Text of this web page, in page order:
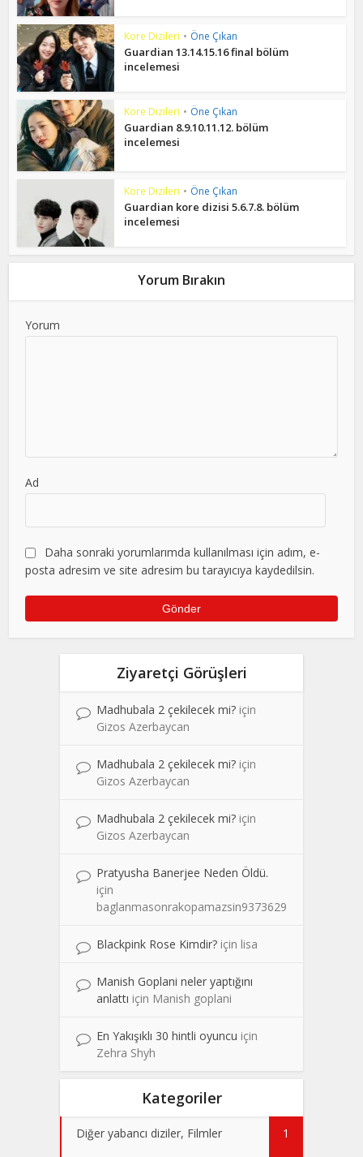
Kore Dizileri • Öne Çıkan
Guardian 13.14.15.16 final bölüm
incelemesi
Kore Dizileri • Öne Çıkan
Guardian 8.9.10.11.12. bölüm
incelemesi
Kore Dizileri • Öne Çıkan
Guardian kore dizisi 5.6.7.8. bölüm
incelemesi
Yorum Bırakın
Yorum
Ad
Daha sonraki yorumlarımda kullanılması için adım, e-
posta adresim ve site adresim bu tarayıcıya kaydedilsin.
Ziyaretçi Görüşleri
Madhubala 2 çekilecek mi? için
Gizos Azerbaycan
Madhubala 2 çekilecek mi? için
Gizos Azerbaycan
Madhubala 2 çekilecek mi? için
Gizos Azerbaycan
Pratyusha Banerjee Neden Öldü.
için
baglanmasonrakopamazsin9373629
Blackpink Rose Kimdir? için lisa
Manish Goplani neler yaptığını
anlattı için Manish goplani
En Yakışıklı 30 hintli oyuncu için
Zehra Shyh
Kategoriler
Diğer yabancı diziler, Filmler 1